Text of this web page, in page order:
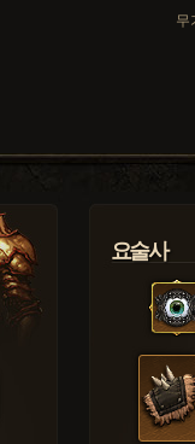
무
요술사